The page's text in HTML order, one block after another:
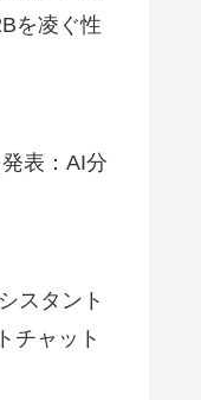
を凌ぐ性
表：AI分
スタント
チャット